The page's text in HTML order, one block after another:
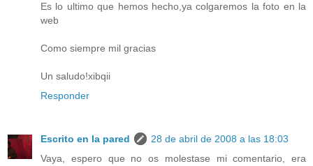
Es lo ultimo que hemos hecho,ya colgaremos la foto en la
web
Como siempre mil gracias
Un saludo!xibqii
Responder
Escrito en la pared
28 de abril de 2008 a las 18:03
Vaya, espero que no os molestase mi comentario, era